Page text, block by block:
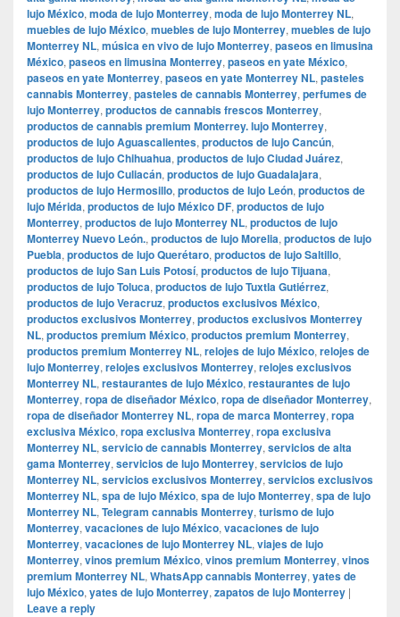
lujo México, moda de lujo Monterrey, moda de lujo Monterrey NL,
muebles de lujo México, muebles de lujo Monterrey, muebles de lujo
Monterrey NL, música en vivo de lujo Monterrey, paseos en limusina
México, paseos en limusina Monterrey, paseos en yate México,
paseos en yate Monterrey, paseos en yate Monterrey NL, pasteles
cannabis Monterrey, pasteles de cannabis Monterrey, perfumes de
lujo Monterrey, productos de cannabis frescos Monterrey,
productos de cannabis premium Monterrey. lujo Monterrey,
productos de lujo Aguascalientes, productos de lujo Cancún,
productos de lujo Chihuahua, productos de lujo Ciudad Juárez,
productos de lujo Culiacán, productos de lujo Guadalajara,
productos de lujo Hermosillo, productos de lujo León, productos de
lujo Mérida, productos de lujo México DF, productos de lujo
Monterrey, productos de lujo Monterrey NL, productos de lujo
Monterrey Nuevo León., productos de lujo Morelia, productos de lujo
Puebla, productos de lujo Querétaro, productos de lujo Saltillo,
productos de lujo San Luis Potosí, productos de lujo Tijuana,
productos de lujo Toluca, productos de lujo Tuxtla Gutiérrez,
productos de lujo Veracruz, productos exclusivos México,
productos exclusivos Monterrey, productos exclusivos Monterrey
NL, productos premium México, productos premium Monterrey,
productos premium Monterrey NL, relojes de lujo México, relojes de
lujo Monterrey, relojes exclusivos Monterrey, relojes exclusivos
Monterrey NL, restaurantes de lujo México, restaurantes de lujo
Monterrey, ropa de diseñador México, ropa de diseñador Monterrey,
ropa de diseñador Monterrey NL, ropa de marca Monterrey, ropa
exclusiva México, ropa exclusiva Monterrey, ropa exclusiva
Monterrey NL, servicio de cannabis Monterrey, servicios de alta
gama Monterrey, servicios de lujo Monterrey, servicios de lujo
Monterrey NL, servicios exclusivos Monterrey, servicios exclusivos
Monterrey NL, spa de lujo México, spa de lujo Monterrey, spa de lujo
Monterrey NL, Telegram cannabis Monterrey, turismo de lujo
Monterrey, vacaciones de lujo México, vacaciones de lujo
Monterrey, vacaciones de lujo Monterrey NL, viajes de lujo
Monterrey, vinos premium México, vinos premium Monterrey, vinos
premium Monterrey NL, WhatsApp cannabis Monterrey, yates de
lujo México, yates de lujo Monterrey, zapatos de lujo Monterrey |
Leave a reply